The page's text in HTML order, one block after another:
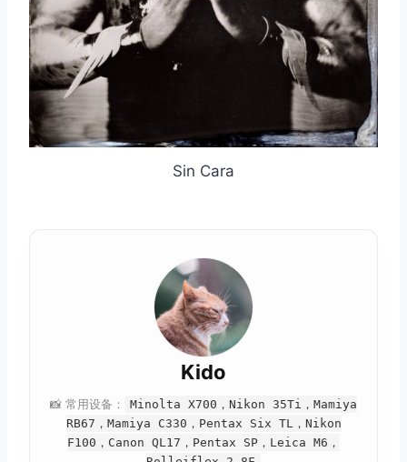
Sin Cara
Kido
📸 常用设备：
Minolta X700，Nikon 35Ti，Mamiya
RB67，Mamiya C330，Pentax Six TL，Nikon
F100，Canon QL17，Pentax SP，Leica M6，